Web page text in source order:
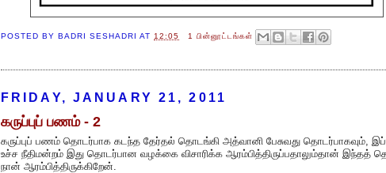
POSTED BY BADRI SESHADRI AT12:05 1 பின்னூட்டங்கள்
FRIDAY, JANUARY 21, 2011
கருப்புப் பணம் - 2
கருப்புப் பணம் தொடர்பாக கடந்த தேர்தல் தொடங்கி அத்வானி பேசுவது தொடர்பாகவும்,
உச்ச நீதிமன்றம் இது தொடர்பான வழக்கை விசாரிக்க ஆரம்பித்திருப்பதாலும்தான் இந்தத்
நான் ஆரம்பித்திருக்கிறேன்.